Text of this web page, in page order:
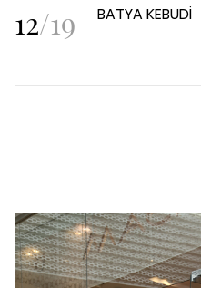
12/19 BATYA KEBUDİ